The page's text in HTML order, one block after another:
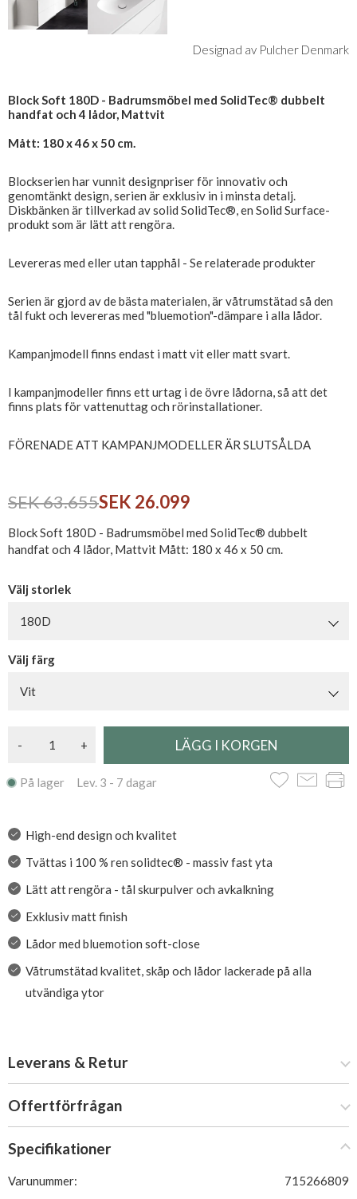
Designad av Pulcher Denmark
Block Soft 180D - Badrumsmöbel med SolidTec® dubbelt
handfat och 4 lådor, Mattvit
Mått: 180 x 46 x 50 cm.
Blockserien har vunnit designpriser för innovativ och
genomtänkt design, serien är exklusiv in i minsta detalj.
Diskbänken är tillverkad av solid SolidTec®, en Solid Surface-
produkt som är lätt att rengöra.
Levereras med eller utan tapphål - Se relaterade produkter
Serien är gjord av de bästa materialen, är våtrumstätad så den
tål fukt och levereras med "bluemotion"-dämpare i alla lådor.
Kampanjmodell finns endast i matt vit eller matt svart.
I kampanjmodeller finns ett urtag i de övre lådorna, så att det
finns plats för vattenuttag och rörinstallationer.
FÖRENADE ATT KAMPANJMODELLER ÄR SLUTSÅLDA
SEK 63.655SEK 26.099
Block Soft 180D - Badrumsmöbel med SolidTec® dubbelt
handfat och 4 lådor, Mattvit Mått: 180 x 46 x 50 cm.
Välj storlek
180D
Välj färg
Vit
- +
På lager Lev. 3 - 7 dagar
High-end design och kvalitet
Tvättas i 100 % ren solidtec® - massiv fast yta
Lätt att rengöra - tål skurpulver och avkalkning
Exklusiv matt finish
Lådor med bluemotion soft-close
Våtrumstätad kvalitet, skåp och lådor lackerade på alla
utvändiga ytor
Leverans & Retur
Offertförfrågan
Specifikationer
Varunummer:
715266809